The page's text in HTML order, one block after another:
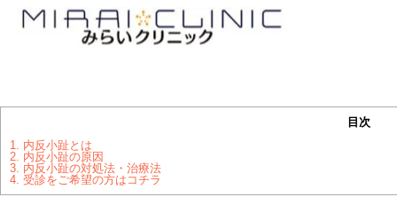
目次
1. 内反小趾とは
2. 内反小趾の原因
3. 内反小趾の対処法・治療法
4. 受診をご希望の方はコチラ